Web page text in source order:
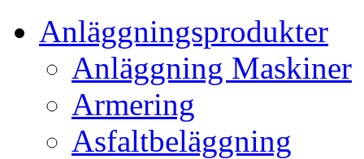
Anläggningsprodukter
Anläggning Maskiner
Armering
Asfaltbeläggning